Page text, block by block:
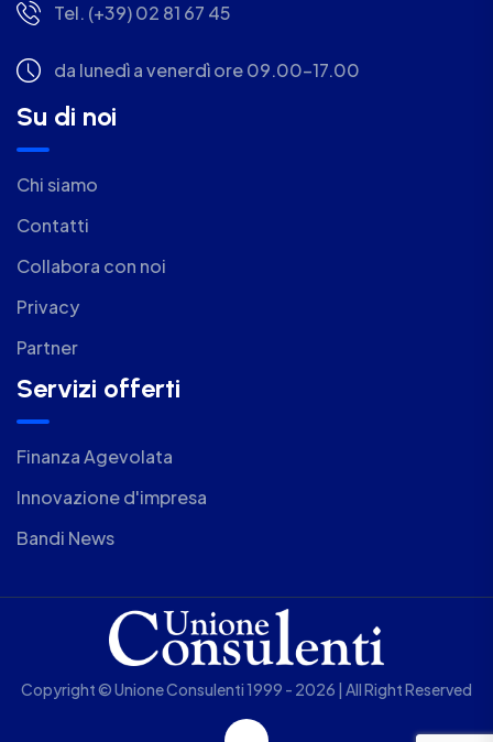
Tel. (+39) 02 81 67 45
da lunedì a venerdì ore 09.00-17.00
Su di noi
Chi siamo
Contatti
Collabora con noi
Privacy
Partner
Servizi offerti
Finanza Agevolata
Innovazione d'impresa
Bandi News
Copyright © Unione Consulenti 1999 - 2026 | All Right Reserved